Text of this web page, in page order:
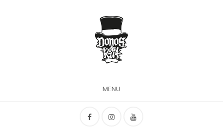
MENU